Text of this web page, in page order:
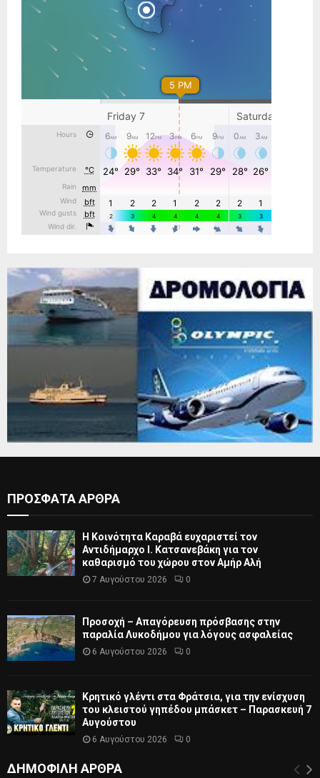
ΠΡΟΣΦΑΤΑ ΑΡΘΡΑ
Η Κοινότητα Καραβά ευχαριστεί τον
Αντιδήμαρχο Ι. Κατσανεβάκη για τον
καθαρισμό του χώρου στον Αμήρ Αλή
7 Αυγούστου 2026 0
Προσοχή – Απαγόρευση πρόσβασης στην
παραλία Λυκοδήμου για λόγους ασφαλείας
6 Αυγούστου 2026 0
Κρητικό γλέντι στα Φράτσια, για την ενίσχυση
του κλειστού γηπέδου μπάσκετ – Παρασκευή 7
Αυγούστου
6 Αυγούστου 2026 0
ΔΗΜΟΦΙΛΗ ΑΡΘΡΑ